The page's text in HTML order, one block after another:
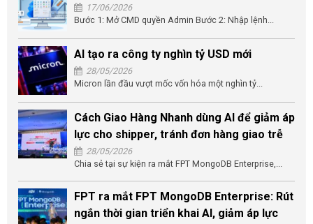
17/06/2026
Bước 1: Mở CMD quyền Admin Bước 2: Nhập lệnh...
AI tạo ra công ty nghìn tỷ USD mới
28/05/2026
Micron lần đầu vượt mốc vốn hóa một nghìn tỷ...
Cách Giao Hàng Nhanh dùng AI để giảm áp
lực cho shipper, tránh đơn hàng giao trễ
28/05/2026
Chia sẻ tại sự kiện ra mắt FPT MongoDB Enterprise,...
FPT ra mắt FPT MongoDB Enterprise: Rút
ngắn thời gian triển khai AI, giảm áp lực